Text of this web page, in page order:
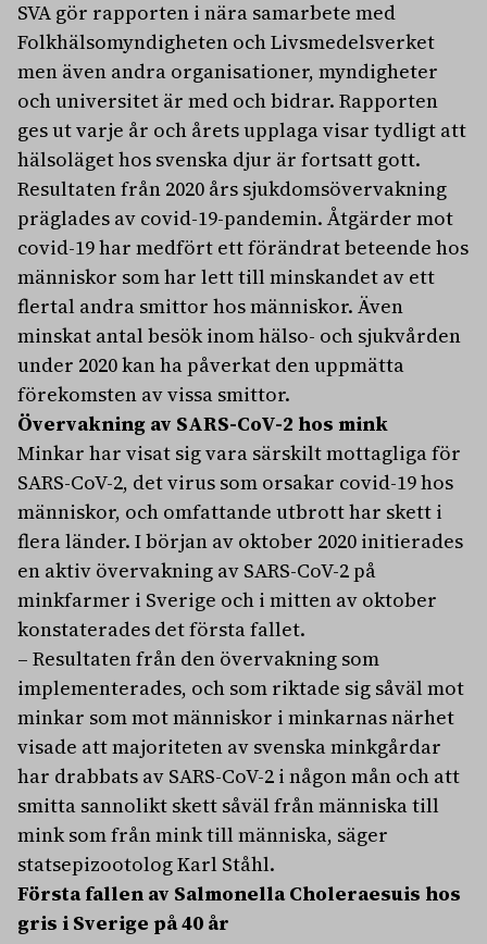
SVA gör rapporten i nära samarbete med
Folkhälsomyndigheten och Livsmedelsverket
men även andra organisationer, myndigheter
och universitet är med och bidrar. Rapporten
ges ut varje år och årets upplaga visar tydligt att
hälsoläget hos svenska djur är fortsatt gott.
Resultaten från 2020 års sjukdomsövervakning
präglades av covid-19-pandemin. Åtgärder mot
covid-19 har medfört ett förändrat beteende hos
människor som har lett till minskandet av ett
flertal andra smittor hos människor. Även
minskat antal besök inom hälso- och sjukvården
under 2020 kan ha påverkat den uppmätta
förekomsten av vissa smittor.
Övervakning av SARS-CoV-2 hos mink
Minkar har visat sig vara särskilt mottagliga för
SARS-CoV-2, det virus som orsakar covid-19 hos
människor, och omfattande utbrott har skett i
flera länder. I början av oktober 2020 initierades
en aktiv övervakning av SARS-CoV-2 på
minkfarmer i Sverige och i mitten av oktober
konstaterades det första fallet.
– Resultaten från den övervakning som
implementerades, och som riktade sig såväl mot
minkar som mot människor i minkarnas närhet
visade att majoriteten av svenska minkgårdar
har drabbats av SARS-CoV-2 i någon mån och att
smitta sannolikt skett såväl från människa till
mink som från mink till människa, säger
statsepizootolog Karl Ståhl.
Första fallen av Salmonella Choleraesuis hos
gris i Sverige på 40 år